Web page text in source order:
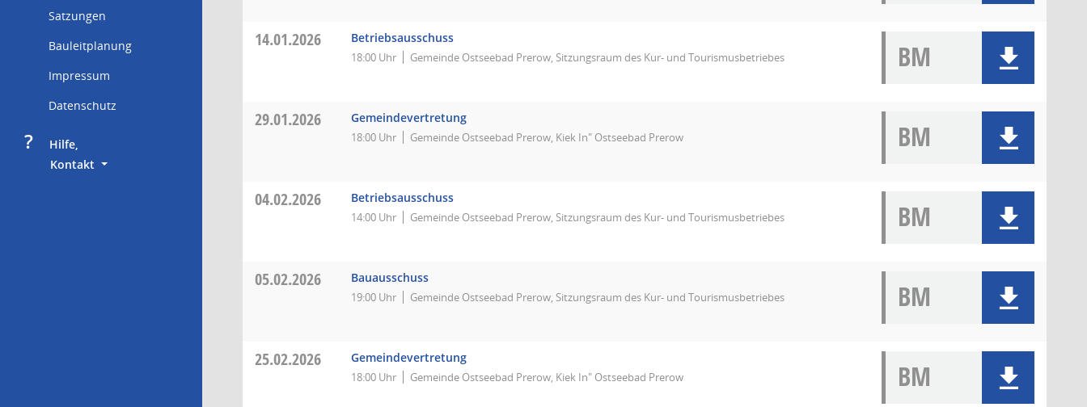
Satzungen
Bauleitplanung
Impressum
Datenschutz
?
     Hilfe,
Kontakt
14.01.2026 Betriebsausschuss
18:00 Uhr Gemeinde Ostseebad Prerow, Sitzungsraum des Kur- und Tourismusbetriebes BM
29.01.2026 Gemeindevertretung
18:00 Uhr Gemeinde Ostseebad Prerow, Kiek In" Ostseebad Prerow BM
04.02.2026 Betriebsausschuss
14:00 Uhr Gemeinde Ostseebad Prerow, Sitzungsraum des Kur- und Tourismusbetriebes BM
05.02.2026 Bauausschuss
19:00 Uhr Gemeinde Ostseebad Prerow, Sitzungsraum des Kur- und Tourismusbetriebes BM
25.02.2026 Gemeindevertretung
18:00 Uhr Gemeinde Ostseebad Prerow, Kiek In" Ostseebad Prerow BM